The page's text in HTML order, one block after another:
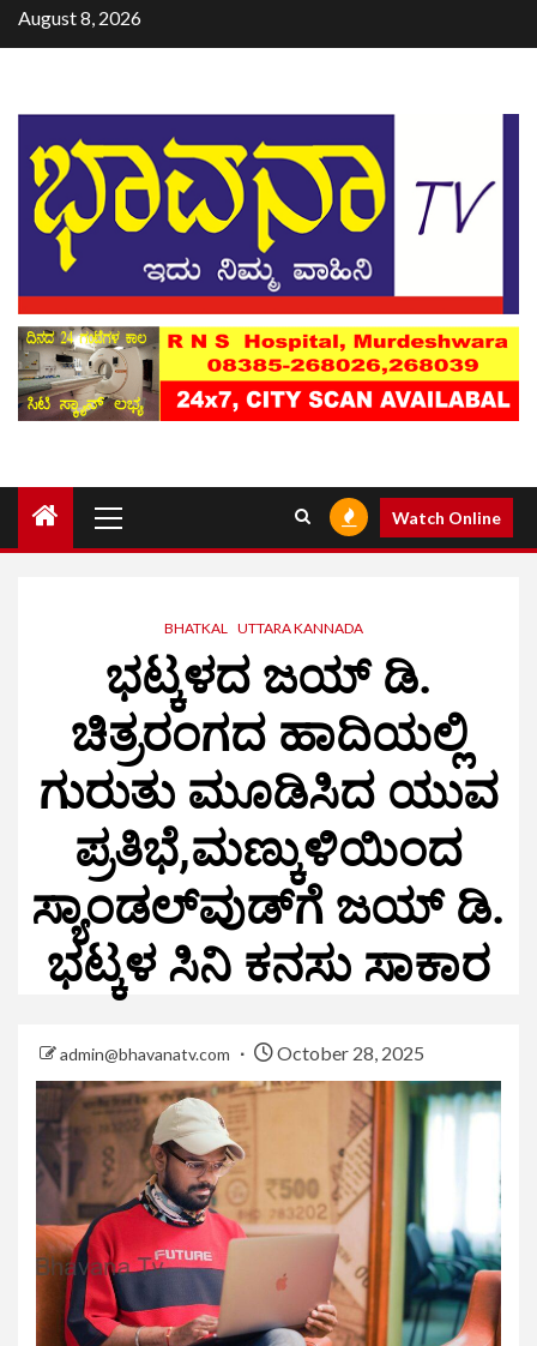
August 8, 2026
Watch Online
BHATKAL UTTARA KANNADA
ಭಟ್ಕಳದ ಜಯ್ ಡಿ.
ಚಿತ್ರರಂಗದ ಹಾದಿಯಲ್ಲಿ
ಗುರುತು ಮೂಡಿಸಿದ ಯುವ
ಪ್ರತಿಭೆ,ಮಣ್ಕುಳಿಯಿಂದ
ಸ್ಯಾಂಡಲ್‌ವುಡ್‌ಗೆ ಜಯ್ ಡಿ.
ಭಟ್ಕಳ ಸಿನಿ ಕನಸು ಸಾಕಾರ
admin@bhavanatv.com October 28, 2025